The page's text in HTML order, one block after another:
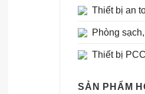
Thiết bị an
Phòng
Thiết bị
SẢN PHẨM